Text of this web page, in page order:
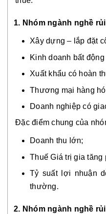
1. Nhóm ngành nghề
Xây dựng – lắp đặt
Kinh doanh bất động
Xuất khẩu có hoàn
Thương mại hàng
Doanh nghiệp có
Đặc điểm chung của
Doanh thu lớn;
Thuế Giá trị gia tăng
Tỷ suất lợi nhuận
thường.
2. Nhóm ngành nghề